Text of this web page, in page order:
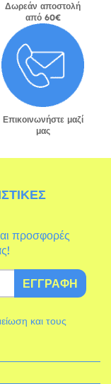
Δωρεάν αποστολή
από 60€
Επικοινωνήστε μαζί
μας
προσφορές
ΕΓΓΡΑΦΉ
και τους